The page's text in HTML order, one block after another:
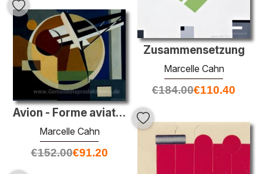
Zusammensetzung
Marcelle Cahn
€184.00€110.40
Avion - Forme aviatique
Marcelle Cahn
€152.00€91.20